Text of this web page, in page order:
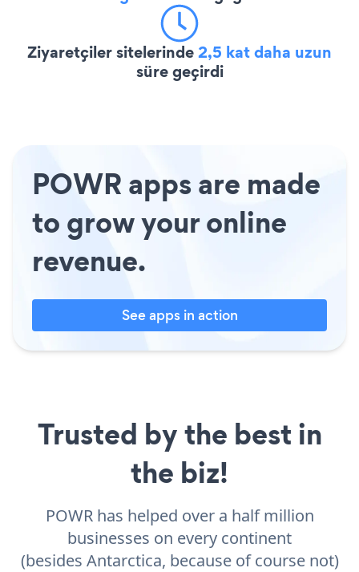
Ziyaretçiler sitelerinde2,5 kat daha uzun
süre geçirdi
POWR apps are made
to grow your online
revenue.
See apps in action
Trusted by the best in
the biz!
POWR has helped over a half million
businesses on every continent
(besides Antarctica, because of course not)